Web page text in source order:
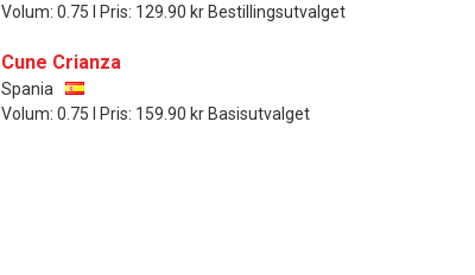
Volum: 0.75 l Pris: 129.90 kr Bestillingsutvalget
Cune Crianza
Spania
Volum: 0.75 l Pris: 159.90 kr Basisutvalget